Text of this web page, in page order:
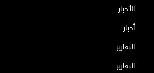
الأخبار
أخبار
التقارير
التقارير